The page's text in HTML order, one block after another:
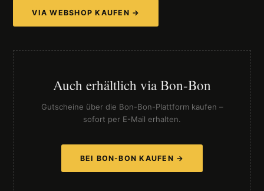
VIA WEBSHOP KAUFEN →
Auch erhältlich via Bon-Bon
Gutscheine über die Bon-Bon-Plattform kaufen –
sofort per E-Mail erhalten.
BEI BON-BON KAUFEN →